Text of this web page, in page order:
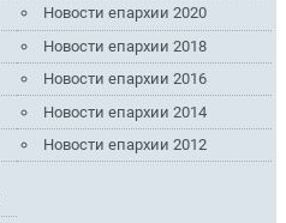
Новости епархии 2020
Новости епархии 2018
Новости епархии 2016
Новости епархии 2014
Новости епархии 2012